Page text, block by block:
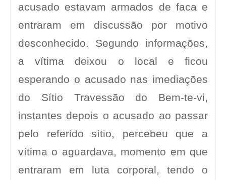
acusado estavam armados de faca e
entraram em discussão por motivo
desconhecido. Segundo informações,
a vítima deixou o local e ficou
esperando o acusado nas imediações
do Sítio Travessão do Bem-te-vi,
instantes depois o acusado ao passar
pelo referido sítio, percebeu que a
vítima o aguardava, momento em que
entraram em luta corporal, tendo o